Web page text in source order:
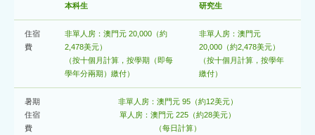
本科生 研究生
住宿
費
非單人房：澳門元 20,000（約
2,478美元）
（按十個月計算，按學期（即每
學年分兩期）繳付）
非單人房：澳門元
20,000（約2,478美元）
（按十個月計算，按學年
繳付）
暑期
住宿
費
非單人房：澳門元 95（約12美元）
單人房：澳門元 225（約28美元）
（每日計算）